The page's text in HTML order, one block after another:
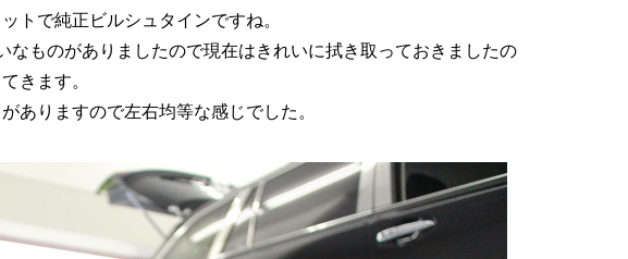
トで純正ビルシュタインですね。
なものがありましたので現在はきれいに拭き取っておきましたの
きます。
ありますので左右均等な感じでした。